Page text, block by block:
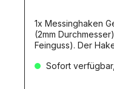
1x Messinghaken
(2mm
Feinguss). Der
Sofort